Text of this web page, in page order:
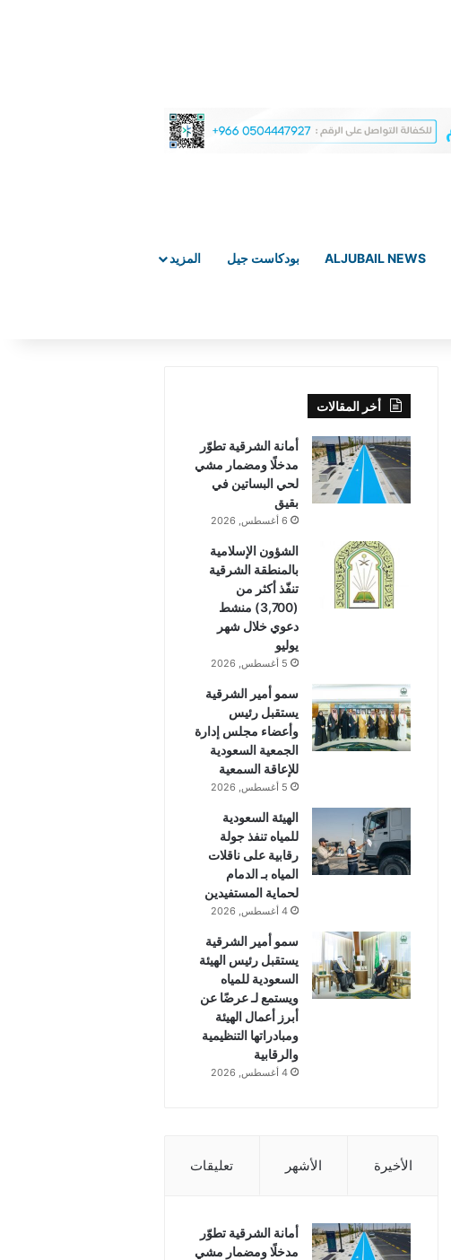
ALJUBAIL NEWS بودكاست جيل المزيد
أخر المقالات
أمانة الشرقية تطوّر
مدخلًا ومضمار مشي
لحي البساتين في
بقيق
6 أغسطس, 2026
الشؤون الإسلامية
بالمنطقة الشرقية
تنفّذ أكثر من
(3,700) منشط
دعوي خلال شهر
يوليو
5 أغسطس, 2026
سمو أمير الشرقية
يستقبل رئيس
وأعضاء مجلس إدارة
الجمعية السعودية
للإعاقة السمعية
5 أغسطس, 2026
الهيئة السعودية
للمياه تنفذ جولة
رقابية على ناقلات
المياه بـ الدمام
لحماية المستفيدين
4 أغسطس, 2026
سمو أمير الشرقية
يستقبل رئيس الهيئة
السعودية للمياه
ويستمع لـ عرضًا عن
أبرز أعمال الهيئة
ومبادراتها التنظيمية
والرقابية
4 أغسطس, 2026
الأخيرة الأشهر تعليقات
أمانة الشرقية تطوّر
مدخلًا ومضمار مشي